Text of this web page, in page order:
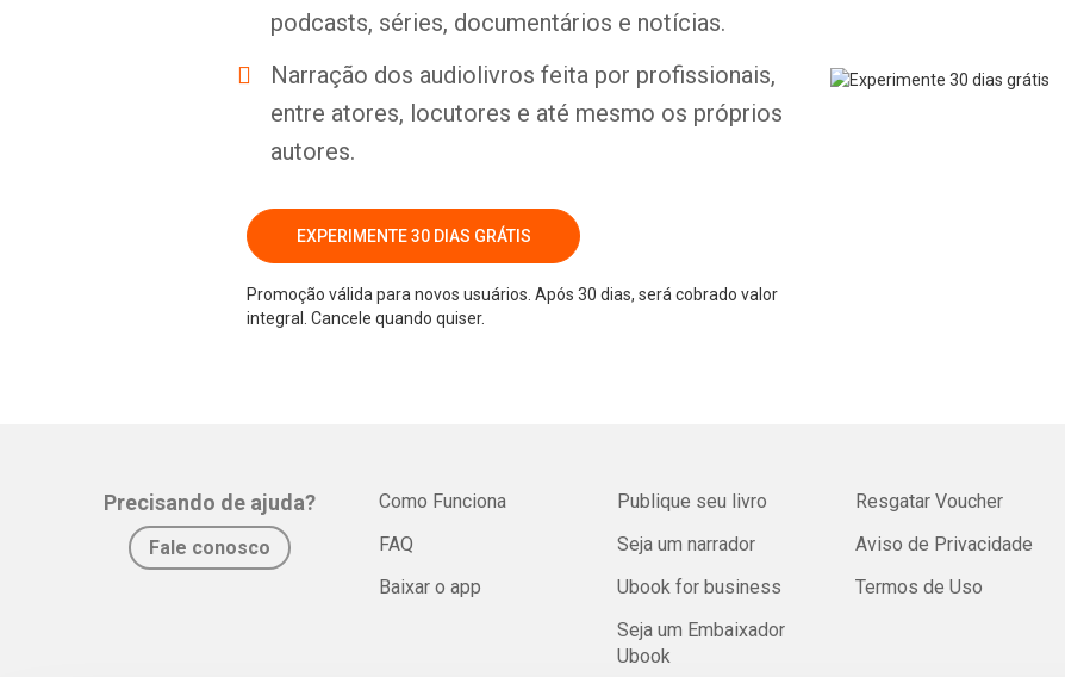
podcasts, séries, documentários e notícias.
Narração dos audiolivros feita por profissionais,
entre atores, locutores e até mesmo os próprios
autores.
EXPERIMENTE 30 DIAS GRÁTIS
Promoção válida para novos usuários. Após 30 dias, será cobrado valor
integral. Cancele quando quiser.
Precisando de ajuda?
Fale conosco
Como Funciona
FAQ
Baixar o app
Publique seu livro
Seja um narrador
Ubook for business
Seja um Embaixador
Ubook
Resgatar Voucher
Aviso de Privacidade
Termos de Uso